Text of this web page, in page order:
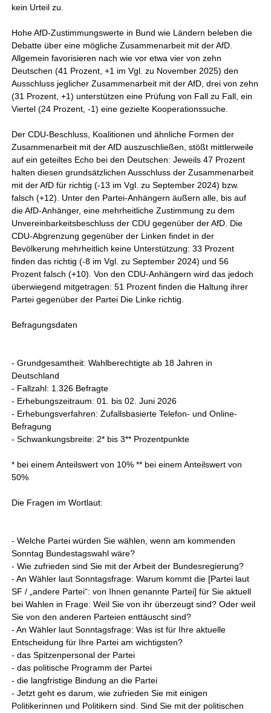
kein Urteil zu.
Hohe AfD-Zustimmungswerte in Bund wie Ländern beleben die
Debatte über eine mögliche Zusammenarbeit mit der AfD.
Allgemein favorisieren nach wie vor etwa vier von zehn
Deutschen (41 Prozent, +1 im Vgl. zu November 2025) den
Ausschluss jeglicher Zusammenarbeit mit der AfD, drei von zehn
(31 Prozent, +1) unterstützen eine Prüfung von Fall zu Fall, ein
Viertel (24 Prozent, -1) eine gezielte Kooperationssuche.
Der CDU-Beschluss, Koalitionen und ähnliche Formen der
Zusammenarbeit mit der AfD auszuschließen, stößt mittlerweile
auf ein geteiltes Echo bei den Deutschen: Jeweils 47 Prozent
halten diesen grundsätzlichen Ausschluss der Zusammenarbeit
mit der AfD für richtig (-13 im Vgl. zu September 2024) bzw.
falsch (+12). Unter den Partei-Anhängern äußern alle, bis auf
die AfD-Anhänger, eine mehrheitliche Zustimmung zu dem
Unvereinbarkeitsbeschluss der CDU gegenüber der AfD. Die
CDU-Abgrenzung gegenüber der Linken findet in der
Bevölkerung mehrheitlich keine Unterstützung: 33 Prozent
finden das richtig (-8 im Vgl. zu September 2024) und 56
Prozent falsch (+10). Von den CDU-Anhängern wird das jedoch
überwiegend mitgetragen: 51 Prozent finden die Haltung ihrer
Partei gegenüber der Partei Die Linke richtig.
Befragungsdaten
- Grundgesamtheit: Wahlberechtigte ab 18 Jahren in
Deutschland
- Fallzahl: 1.326 Befragte
- Erhebungszeitraum: 01. bis 02. Juni 2026
- Erhebungsverfahren: Zufallsbasierte Telefon- und Online-
Befragung
- Schwankungsbreite: 2* bis 3** Prozentpunkte
* bei einem Anteilswert von 10% ** bei einem Anteilswert von
50%
Die Fragen im Wortlaut:
- Welche Partei würden Sie wählen, wenn am kommenden
Sonntag Bundestagswahl wäre?
- Wie zufrieden sind Sie mit der Arbeit der Bundesregierung?
- An Wähler laut Sonntagsfrage: Warum kommt die [Partei laut
SF / „andere Partei“: von Ihnen genannte Partei] für Sie aktuell
bei Wahlen in Frage: Weil Sie von ihr überzeugt sind? Oder weil
Sie von den anderen Parteien enttäuscht sind?
- An Wähler laut Sonntagsfrage: Was ist für Ihre aktuelle
Entscheidung für Ihre Partei am wichtigsten?
- das Spitzenpersonal der Partei
- das politische Programm der Partei
- die langfristige Bindung an die Partei
- Jetzt geht es darum, wie zufrieden Sie mit einigen
Politikerinnen und Politikern sind. Sind Sie mit der politischen